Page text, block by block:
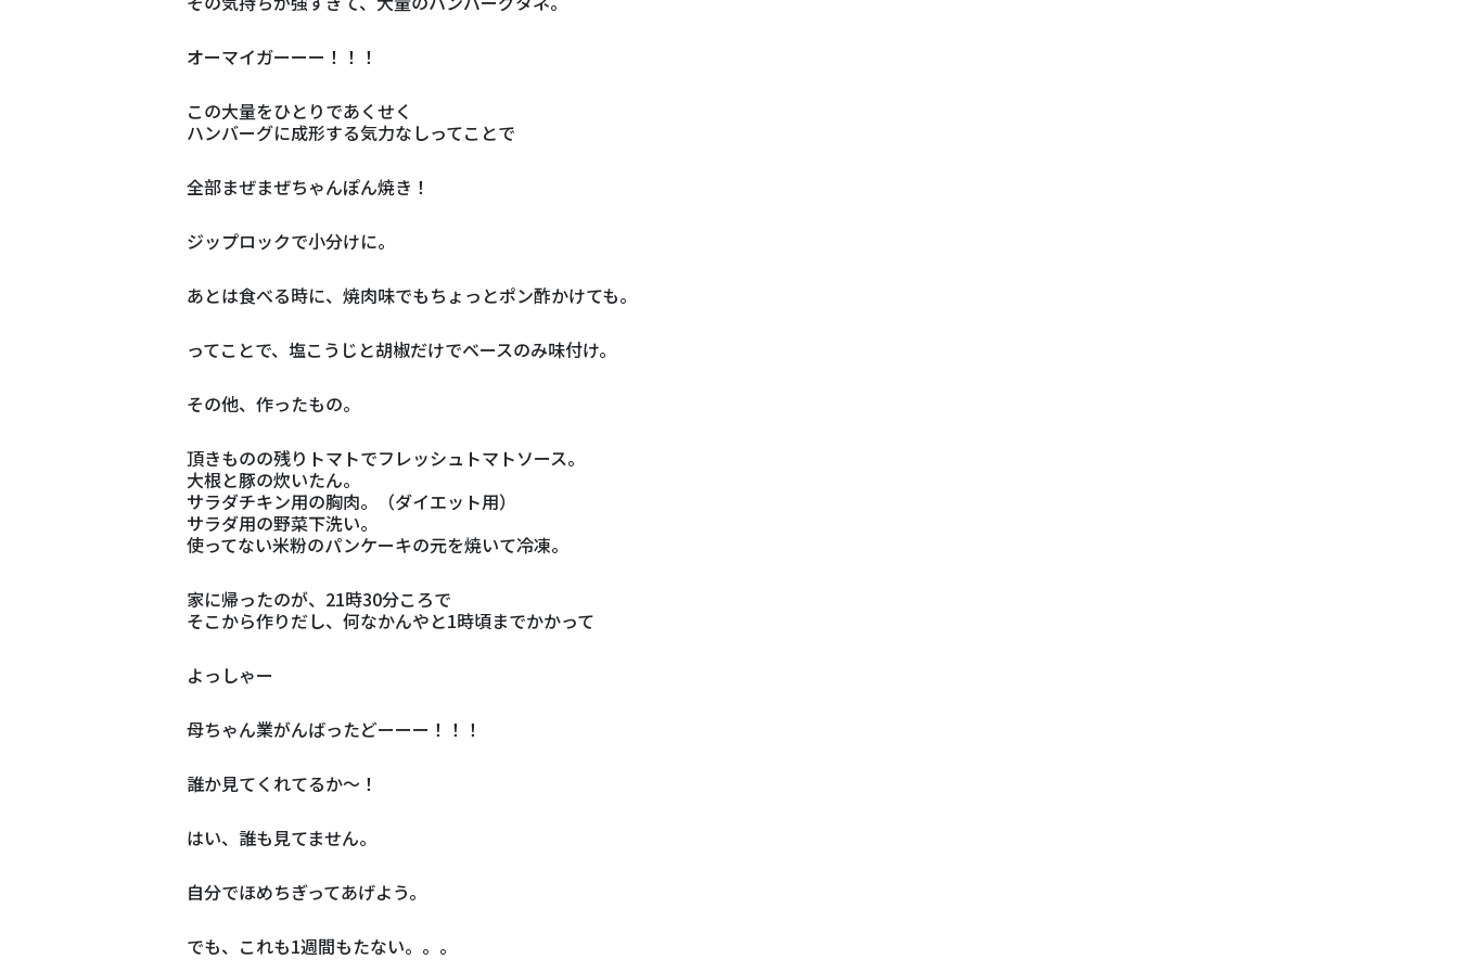
オーマイガーーー！！！
この大量をひとりであくせく
ハンバーグに成形する気力なしってことで
全部まぜまぜちゃんぽん焼き！
ジップロックで小分けに。
あとは食べる時に、焼肉味でもちょっとポン酢かけても。
ってことで、塩こうじと胡椒だけでベースのみ味付け。
その他、作ったもの。
頂きものの残りトマトでフレッシュトマトソース。
大根と豚の炊いたん。
サラダチキン用の胸肉。（ダイエット用）
サラダ用の野菜下洗い。
使ってない米粉のパンケーキの元を焼いて冷凍。
家に帰ったのが、21時30分ころで
そこから作りだし、何なかんやと1時頃までかかって
よっしゃー
母ちゃん業がんばったどーーー！！！
誰か見てくれてるか～！
はい、誰も見てません。
自分でほめちぎってあげよう。
でも、これも1週間もたない。。。